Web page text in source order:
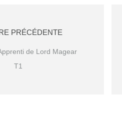
PRÉCÉDENTE
de Lord Magear
T1